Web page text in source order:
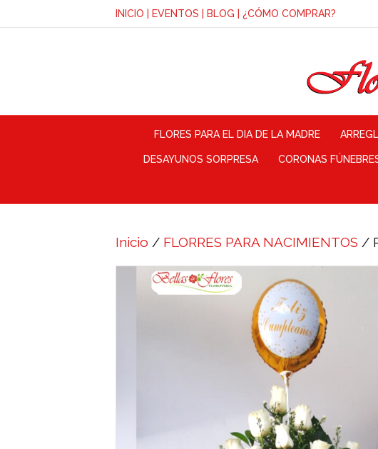
INICIO EVENTOS BLOG ¿CÓMO COMPRAR?
FLORES PARA EL DIA DE LA MADRE
DESAYUNOS SORPRESA CORONAS
Inicio / FLORRES PARA NACIMIENTOS /